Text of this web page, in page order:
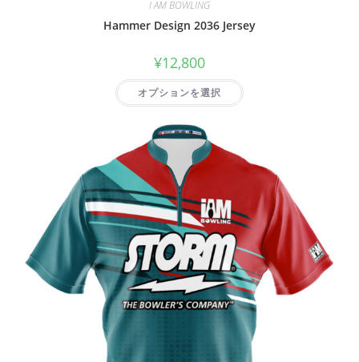
I AM BOWLING
Hammer Design 2036 Jersey
¥12,800
オプションを選択